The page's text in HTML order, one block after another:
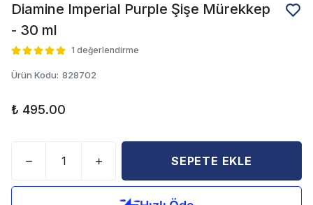
Diamine Imperial Purple Şişe Mürekkep
- 30 ml
1 değerlendirme
Ürün Kodu: 828702
₺ 495.00
SEPETE EKLE